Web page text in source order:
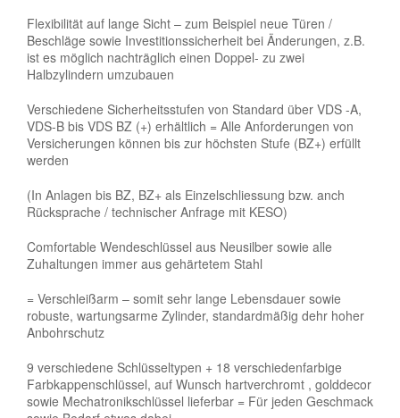
Flexibilität auf lange Sicht – zum Beispiel neue Türen /
Beschläge sowie Investitionssicherheit bei Änderungen, z.B.
ist es möglich nachträglich einen Doppel- zu zwei
Halbzylindern umzubauen
Verschiedene Sicherheitsstufen von Standard über VDS -A,
VDS-B bis VDS BZ (+) erhältlich = Alle Anforderungen von
Versicherungen können bis zur höchsten Stufe (BZ+) erfüllt
werden
(In Anlagen bis BZ, BZ+ als Einzelschliessung bzw. anch
Rücksprache / technischer Anfrage mit KESO)
Comfortable Wendeschlüssel aus Neusilber sowie alle
Zuhaltungen immer aus gehärtetem Stahl
= Verschleißarm – somit sehr lange Lebensdauer sowie
robuste, wartungsarme Zylinder, standardmäßig dehr hoher
Anbohrschutz
9 verschiedene Schlüsseltypen + 18 verschiedenfarbige
Farbkappenschlüssel, auf Wunsch hartverchromt , golddecor
sowie Mechatronikschlüssel lieferbar = Für jeden Geschmack